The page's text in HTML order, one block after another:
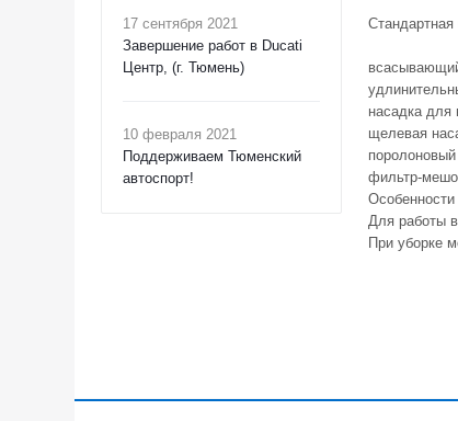
17 сентября 2021
Завершение работ в Ducati
Центр, (г. Тюмень)
10 февраля 2021
Поддерживаем Тюменский
автоспорт!
Стандартная
насадка для
щелевая
фильтр-
Для работы
При уборке